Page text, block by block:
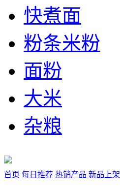
快煮面
粉条米粉
面粉
大米
杂粮
首页 每日推荐 热销产品 新品上架